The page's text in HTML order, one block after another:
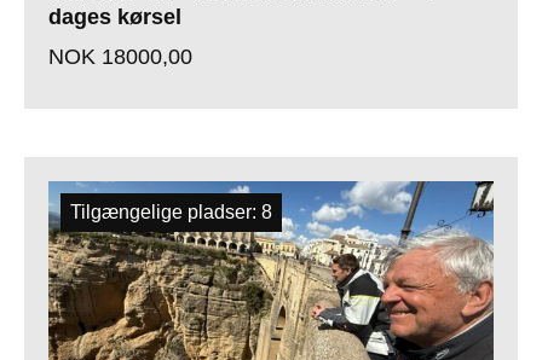
dages kørsel
NOK 18000,00
Tilgængelige pladser: 8